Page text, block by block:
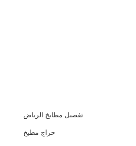
تفصيل مطابخ الرياض
حراج مطبخ